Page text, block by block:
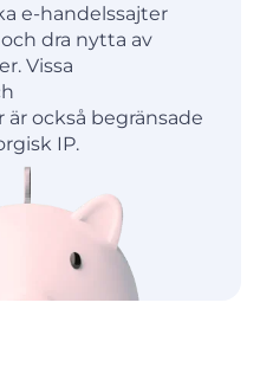
e-handelssajter
dra nytta av
Vissa
också begränsade
IP.